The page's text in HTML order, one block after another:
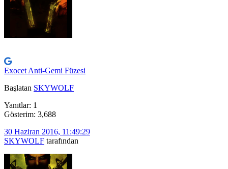
Exocet Anti-Gemi Füzesi
Başlatan SKYWOLF
Yanıtlar: 1
Gösterim: 3,688
30 Haziran 2016, 11:49:29
SKYWOLF tarafından